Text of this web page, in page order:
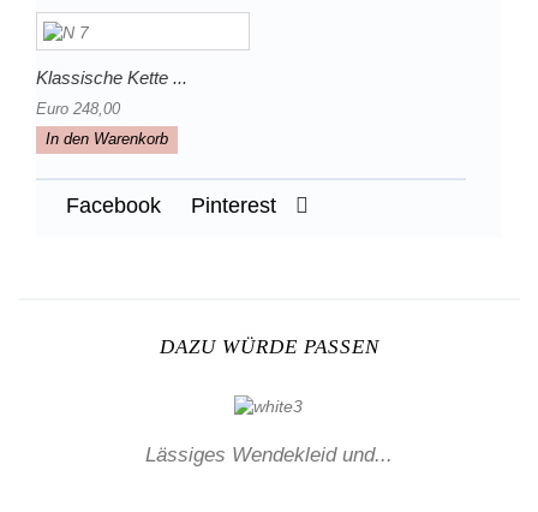
Klassische Kette ...
Euro 248,00
In den Warenkorb
Facebook Pinterest
DAZU WÜRDE PASSEN
Lässiges Wendekleid und...